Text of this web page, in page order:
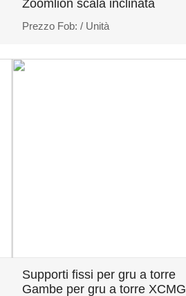
Zoomlion scala inclinata
Prezzo Fob:/ Unità
Supporti fissi per gru a torre
Gambe per gru a torre XCMG